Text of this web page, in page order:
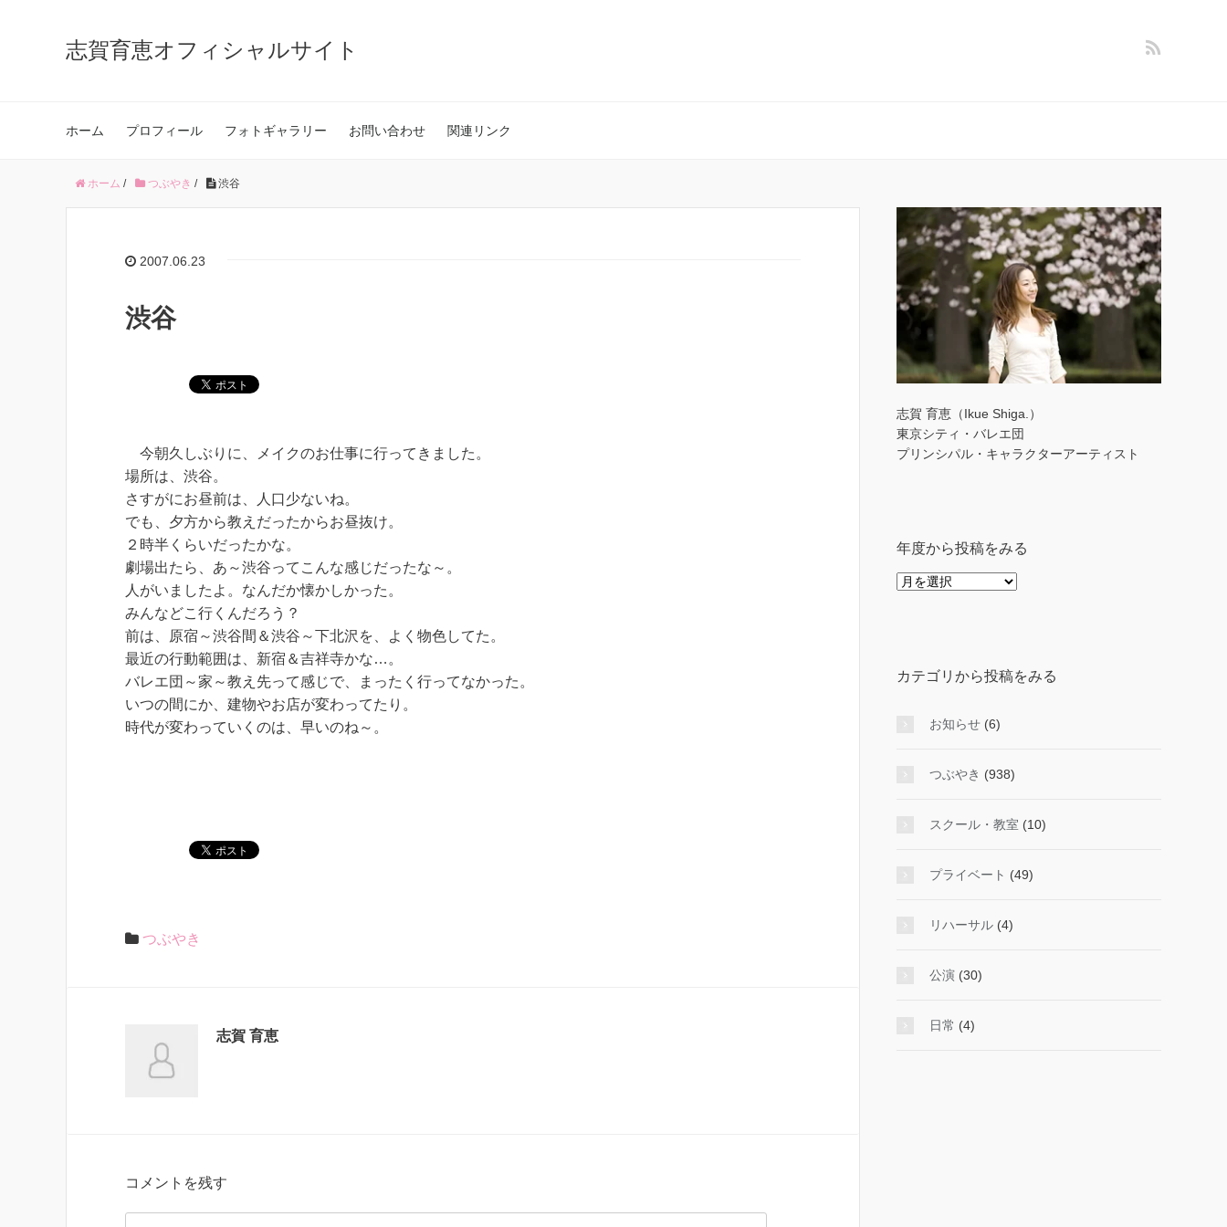
志賀育恵オフィシャルサイト
ホーム プロフィール フォトギャラリー お問い合わせ 関連リンク
ホーム / つぶやき / 渋谷
2007.06.23
渋谷
今朝久しぶりに、メイクのお仕事に行ってきました。
場所は、渋谷。
さすがにお昼前は、人口少ないね。
でも、夕方から教えだったからお昼抜け。
２時半くらいだったかな。
劇場出たら、あ～渋谷ってこんな感じだったな～。
人がいましたよ。なんだか懐かしかった。
みんなどこ行くんだろう？
前は、原宿～渋谷間＆渋谷～下北沢を、よく物色してた。
最近の行動範囲は、新宿＆吉祥寺かな…。
バレエ団～家～教え先って感じで、まったく行ってなかった。
いつの間にか、建物やお店が変わってたり。
時代が変わっていくのは、早いのね～。
つぶやき
志賀 育恵
コメントを残す
志賀 育恵（Ikue Shiga.）
東京シティ・バレエ団
プリンシパル・キャラクターアーティスト
年度から投稿をみる
年
稿
み
カテゴリから投稿をみる
お知らせ (6)
つぶやき (938)
スクール・教室 (10)
プライベート (49)
リハーサル (4)
公演 (30)
日常 (4)